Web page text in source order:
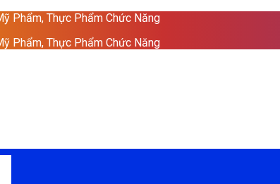
Phẩm, Thực Phẩm Chức Năng
Phẩm, Thực Phẩm Chức Năng